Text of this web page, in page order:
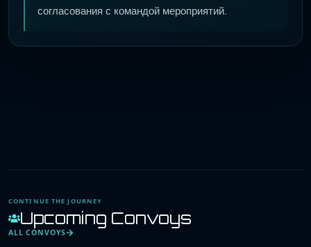
согласования с командой мероприятий.
CONTINUE THE JOURNEY
Upcoming Convoys
ALL CONVOYS